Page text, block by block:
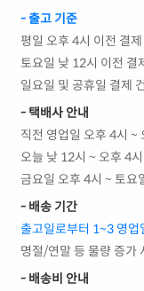
- 출고 기준
평일 오후 4시 이전 결
토요일 낮 12시 이전 결
일요일 및 공휴일 결제
- 택배사 안내
직전 영업일 오후 4시 ~
오늘 낮 12시 ~ 오후 4
금요일 오후 4시 ~ 토요
- 배송 기간
출고일로부터 1~3 영업
명절/연말 등 물량 증가
- 배송비 안내